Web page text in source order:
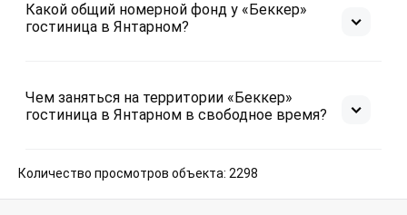
Какой общий номерной фонд у «Беккер»
гостиница в Янтарном?
Чем заняться на территории «Беккер»
гостиница в Янтарном в свободное время?
Количество просмотров объекта: 2298